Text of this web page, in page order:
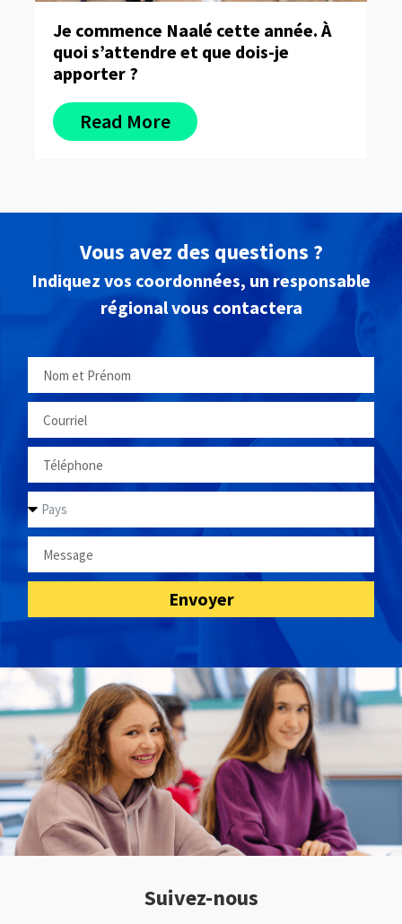
Je commence Naalé cette année. À
quoi s’attendre et que dois-je
apporter ?
Read More
Vous avez des questions ?
Indiquez vos coordonnées, un responsable
régional vous contactera
Envoyer
Suivez-nous